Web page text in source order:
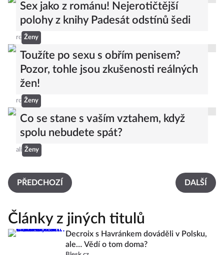
Sex jako z románu! Nejerotičtější
polohy z knihy Padesát odstínů šedi
rc Ženy
Toužíte po sexu s obřím penisem?
Pozor, tohle jsou zkušenosti reálných
žen!
rc Ženy
Co se stane s vaším vztahem, když
spolu nebudete spát?
ali Ženy
PŘEDCHOZÍ DALŠÍ
Články z jiných titulů
Decroix s Havránkem dováděli v Polsku,
ale… Vědí o tom doma?